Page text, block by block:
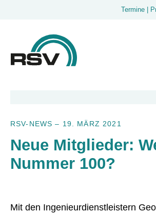
Termine |
RSV-NEWS – 19. MÄRZ 2021
Neue Mitglieder:
Nummer 100?
Mit den Ingenieurdienstleistern